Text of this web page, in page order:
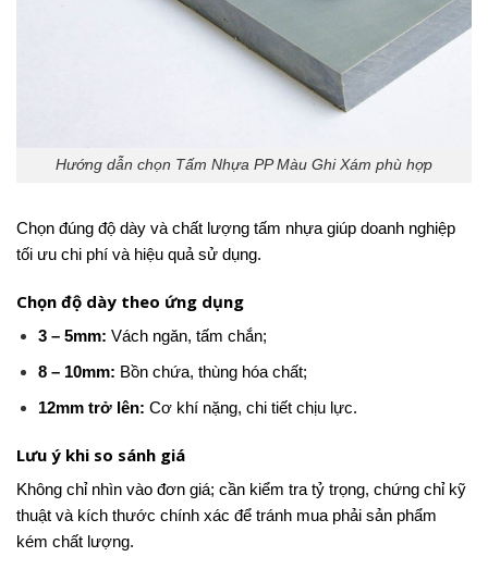
Hướng dẫn chọn Tấm Nhựa PP Màu Ghi Xám phù hợp
Chọn đúng độ dày và chất lượng tấm nhựa giúp doanh nghiệp
tối ưu chi phí và hiệu quả sử dụng.
Chọn độ dày theo ứng dụng
3 – 5mm: Vách ngăn, tấm chắn;
8 – 10mm: Bồn chứa, thùng hóa chất;
12mm trở lên: Cơ khí nặng, chi tiết chịu lực.
Lưu ý khi so sánh giá
Không chỉ nhìn vào đơn giá; cần kiểm tra tỷ trọng, chứng chỉ kỹ
thuật và kích thước chính xác để tránh mua phải sản phẩm
kém chất lượng.